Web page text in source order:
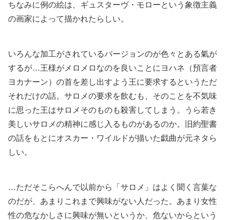
ちなみに例の絵は、ギュスターヴ・モローという象徴主義
の画家によって描かれたらしい。
いろんな加工がされているバージョンのが色々とある氣が
するが…王様がメロメロなのを良いことにヨハネ（預言者
ヨカナーン）の首を差し出すよう王に要求するというただ
それだけの話。サロメの要求を飲むも、そのことを不気味
に思った王はサロメそのものも殺害してしまう。うら若き
美しいサロメの精神に感じ入るものがあるのか。旧約聖書
の話をもとにオスカー・ワイルドが描いた戯曲が元ネタら
しい。
…ただそこらへんで以前から「サロメ」はよく聞く言葉な
のだが、あまりこれまで興味がない人だった。あまり女性
性の危なかしさに興味が無いというか、危ないからという